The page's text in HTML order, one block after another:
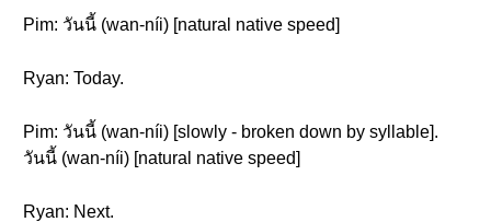
Pim: วันนี้ (wan-níi) [natural native speed]
Ryan: Today.
Pim: วันนี้ (wan-níi) [slowly - broken down by syllable].
วันนี้ (wan-níi) [natural native speed]
Ryan: Next.